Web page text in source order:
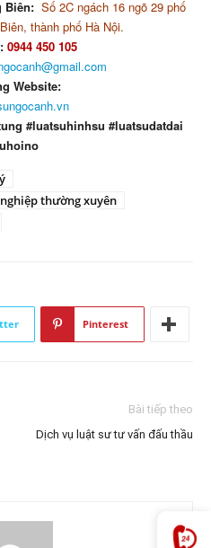
Biên: Số 2C ngách 16 ngõ 29 phố
thành phố Hà Nội.
0944 450 105
Website:
#luatsuhinhsu #luatsudatdai
thường xuyên
Pinterest
Bài tiếp theo
Dịch vụ luật sư tư vấn đấu thầu